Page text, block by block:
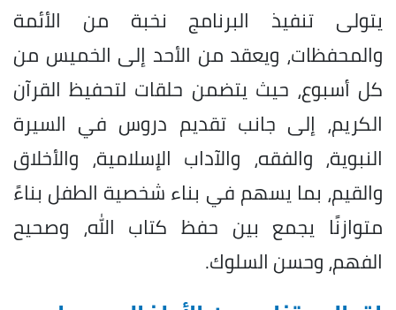
يتولى تنفيذ البرنامج نخبة من الأئمة
والمحفظات، ويعقد من الأحد إلى الخميس من
كل أسبوع، حيث يتضمن حلقات لتحفيظ القرآن
الكريم، إلى جانب تقديم دروس في السيرة
النبوية، والفقه، والآداب الإسلامية، والأخلاق
والقيم، بما يسهم في بناء شخصية الطفل بناءً
متوازنًا يجمع بين حفظ كتاب الله، وصحيح
الفهم، وحسن السلوك.